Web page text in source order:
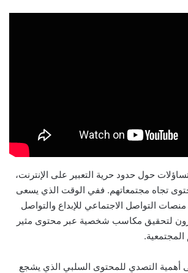
حول حدود حرية التعبير على الإنترنت،
تجاه مجتمعاتهم. ففي الوقت الذي يسعى
التواصل الاجتماعي للإبداع والتواصل
لتحقيق مكاسب شخصية عبر محتوى مثير
أهمية التصدي للمحتوى السلبي الذي يشجع